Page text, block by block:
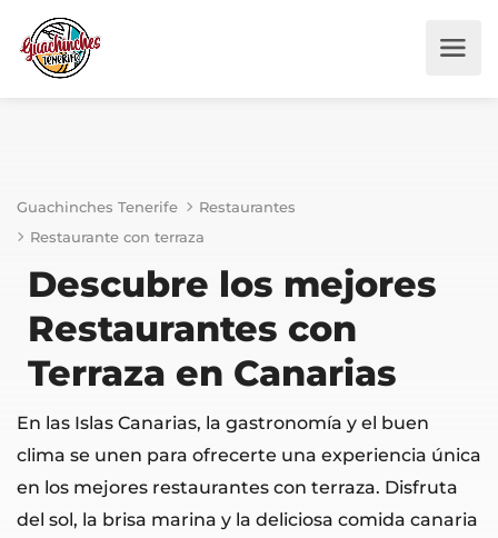
Guachinches Tenerife
Restaurantes
Restaurante con terraza
Descubre los mejores
Restaurantes con
Terraza en Canarias
En las Islas Canarias, la gastronomía y el buen
clima se unen para ofrecerte una experiencia única
en los mejores restaurantes con terraza. Disfruta
del sol, la brisa marina y la deliciosa comida canaria